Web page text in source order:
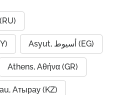
Asyut, أسيوط (EG)
Athens, Αθήνα (GR)
Атырау (KZ)